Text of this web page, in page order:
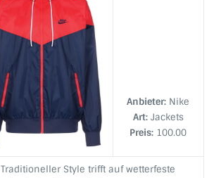
Anbieter: Nike
Art: Jackets
Preis: 100.00
Traditioneller Style trifft auf wetterfeste